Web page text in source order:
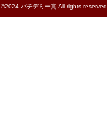
©2024 パチデミー賞 All rights reserved.